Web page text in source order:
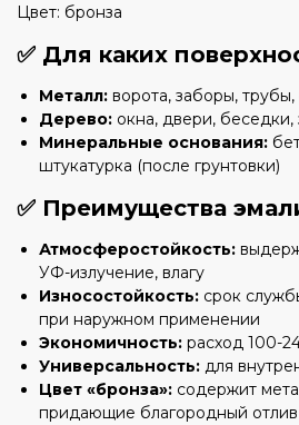
Цвет: бронза
✅ Для каких
Металл: ворота, заборы,
Дерево: окна, двери,
Минеральные основания:
штукатурка (после грунтовки)
✅ Преимущества
Атмосферостойкость:
УФ-излучение, влагу
Износостойкость: срок
при наружном применении
Экономичность: расход 100-
Универсальность: для
Цвет «бронза»: содержит
придающие благородный